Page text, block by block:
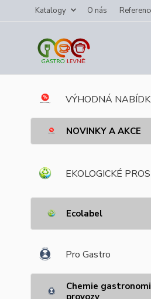
Katalogy O nás
VÝHODNÁ
NOVINKY A AKCE
EKOLOGICKÉ
Ecolabel
Pro Gastro
Chemie
provozy